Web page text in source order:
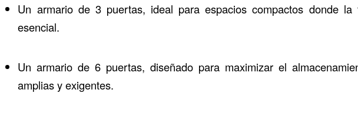
Un armario de 3 puertas, ideal para espacios compactos donde la
esencial.
Un armario de 6 puertas, diseñado para maximizar el
amplias y exigentes.